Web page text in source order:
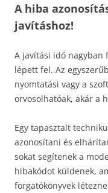
A hiba
javításhoz!
A javítási idő
lépett fel. Az
nyomtatási vagy a
orvosolhatóak, akár a
Egy tapasztalt
azonosítani és
sokat segítenek a
hibakódot küldenek,
forgatókönyvek